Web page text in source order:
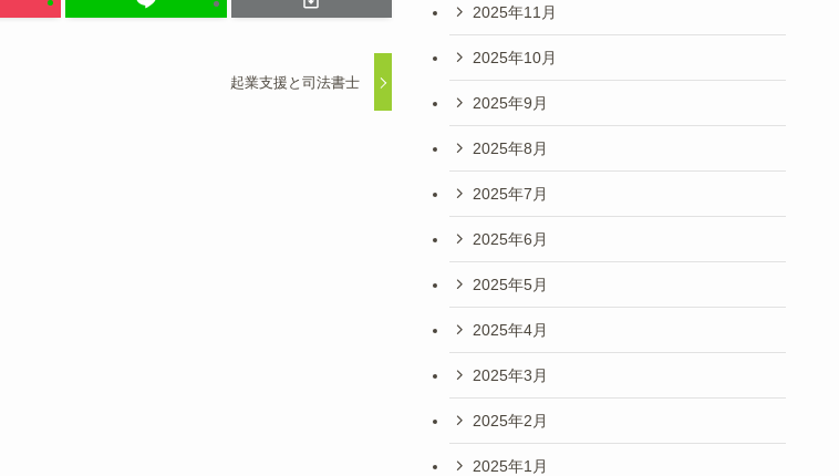
起業支援と司法書士
2025年11月
2025年10月
2025年9月
2025年8月
2025年7月
2025年6月
2025年5月
2025年4月
2025年3月
2025年2月
2025年1月